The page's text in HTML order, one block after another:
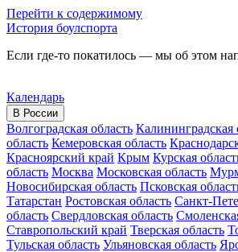
Перейти к содержимому
История боулспорта
Если где-то покатилось — мы об этом
Календарь
В России
Волгоградская область Калининградская
область Кемеровская область
Красноярский край Крым Курская
область Москва Московская область
Новосибирская область Псковская
Татарстан Ростовская область Санкт-
область Свердловская область
Ставропольский край Тверская область
Тульская область Ульяновская область